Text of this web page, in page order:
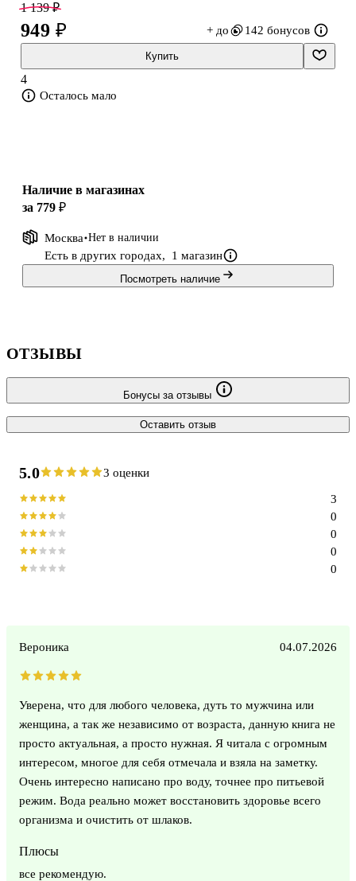
беседы о сохранении здоровья, продлении активной жизни,
питании, водном режиме и привычках, которым автор придаёт
Ключевые идеи и исследования
1 139 ₽
949 ₽ + до 142 бонусов
Купить
4
Осталось мало
Наличие в магазинах
за 779 ₽
Москва Нет в наличии
Есть в других городах, 1 магазин
Посмотреть наличие
ОТЗЫВЫ
Бонусы за отзывы
Оставить отзыв
5.0 3 оценки
0
0
0
0
3
Вероника 04.07.2026
Уверена, что для любого человека, дуть то мужчина или
женщина, а так же независимо от возраста, данную книга не
просто актуальная, а просто нужная. Я читала с огромным
интересом, многое для себя отмечала и взяла на заметку.
Очень интересно написано про воду, точнее про питьевой
режим. Вода реально может восстановить здоровье всего
организма и очистить от шлаков.
Плюсы
все рекомендую.